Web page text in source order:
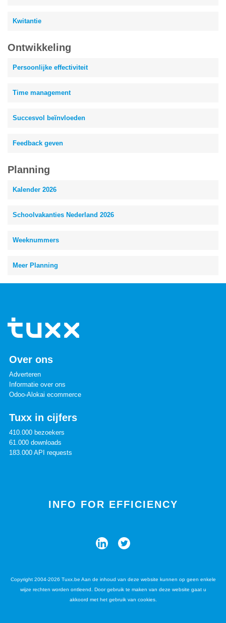
Kwitantie
Ontwikkeling
Persoonlijke effectiviteit
Time management
Succesvol beïnvloeden
Feedback geven
Planning
Kalender 2026
Schoolvakanties Nederland 2026
Weeknummers
Meer Planning
Over ons
Adverteren
Informatie over ons
Odoo-Alokai ecommerce
Tuxx in cijfers
410.000 bezoekers
61.000 downloads
183.000 API requests
INFO FOR EFFICIENCY
Copyright 2004-2026 Tuxx.be Aan de inhoud van deze website kunnen op geen enkele
wijze rechten worden ontleend. Door gebruik te maken van deze website gaat u
akkoord met het gebruik van cookies.